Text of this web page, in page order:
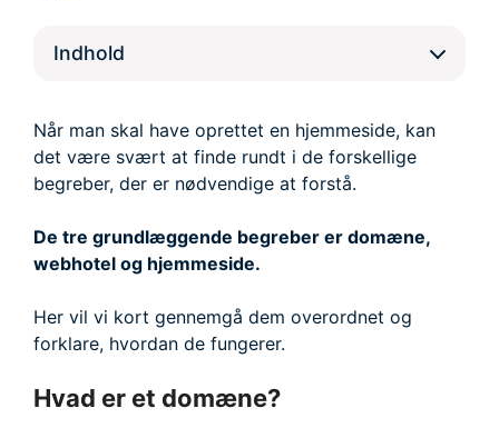
Indhold
Når man skal have oprettet en hjemmeside, kan
det være svært at finde rundt i de forskellige
begreber, der er nødvendige at forstå.
De tre grundlæggende begreber er domæne,
webhotel og hjemmeside.
Her vil vi kort gennemgå dem overordnet og
forklare, hvordan de fungerer.
Hvad er et domæne?